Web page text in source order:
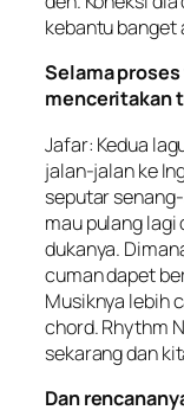
kebantu banget
Selama
menceritakan
Jafar: Kedua
jalan-jalan ke
seputar
mau pulang lagi
dukanya.
cuman dapet
Musiknya lebih
chord. Rhythm
sekarang dan
Dan